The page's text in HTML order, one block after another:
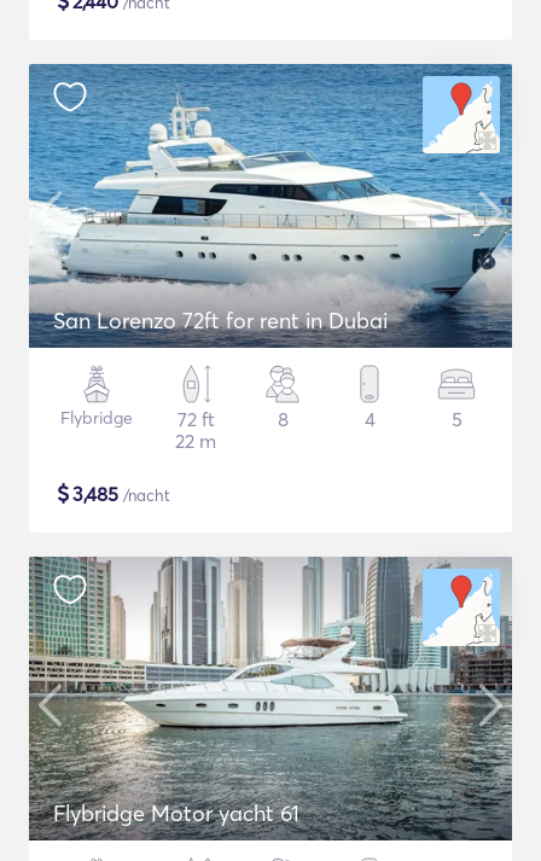
San Lorenzo 72ft for rent in Dubai
Flybridge
72 ft
22 m
8 4 5
$3,485 /nacht
Flybridge Motor yacht 61